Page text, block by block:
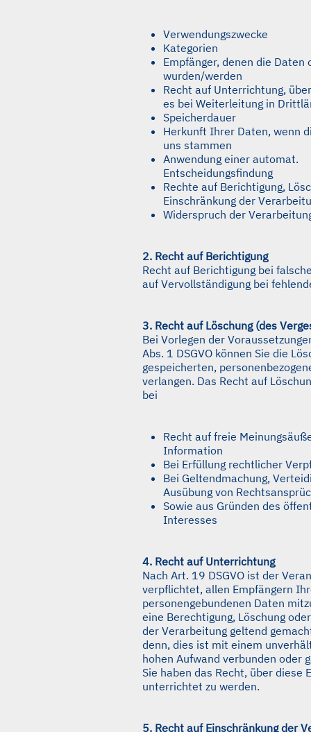
Verwendungszwecke
Kategorien
Empfänger, denen die Daten
wurden/werden
Recht auf Unterrichtung,
es bei Weiterleitung in
Speicherdauer
Herkunft Ihrer Daten, wenn
uns stammen
Anwendung einer automat.
Entscheidungsfindung
Rechte auf Berichtigung,
Einschränkung der
Widerspruch der
2. Recht auf Berichtigung
Recht auf Berichtigung bei
auf Vervollständigung bei
3. Recht auf Löschung (des
Bei Vorlegen der
Abs. 1 DSGVO können Sie die
gespeicherten,
verlangen. Das Recht auf
bei
Recht auf freie
Information
Bei Erfüllung rechtlicher
Bei Geltendmachung,
Ausübung von
Sowie aus Gründen des
Interesses
4. Recht auf Unterrichtung
Nach Art. 19 DSGVO ist der
verpflichtet, allen Empfängern
personengebundenen Daten
eine Berechtigung, Löschung
der Verarbeitung geltend
denn, dies ist mit einem
hohen Aufwand verbunden oder
Sie haben das Recht, über diese
unterrichtet zu werden.
5. Recht auf Einschränkung der